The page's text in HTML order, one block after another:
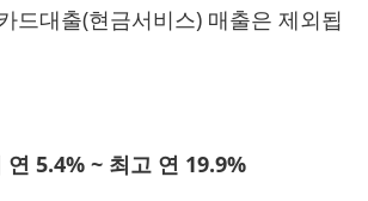
드대출(현금서비스) 매출은 제외됩
연 5.4% ~ 최고 연 19.9%